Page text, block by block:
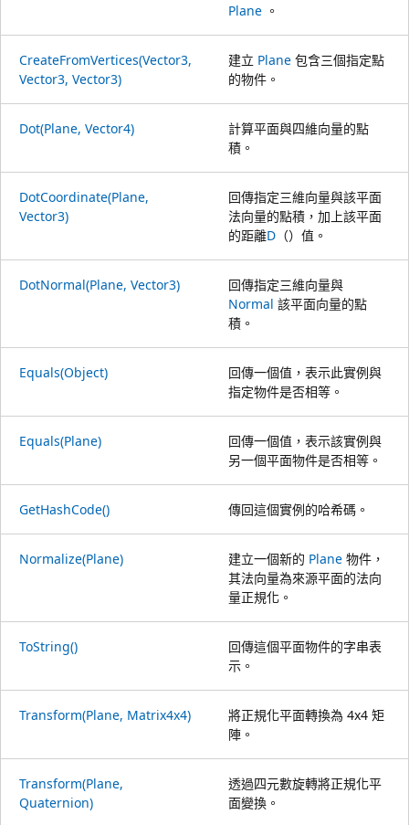
Plane 。
CreateFromVertices(Vector3,
Vector3, Vector3)
建立 Plane 包含三個指定點
的物件。
Dot(Plane, Vector4)
計算平面與四維向量的點
積。
DotCoordinate(Plane,
Vector3)
回傳指定三維向量與該平面
法向量的點積，加上該平面
的距離D （）值。
DotNormal(Plane, Vector3)
回傳指定三維向量與
Normal 該平面向量的點
積。
Equals(Object)
回傳一個值，表示此實例與
指定物件是否相等。
Equals(Plane)
回傳一個值，表示該實例與
另一個平面物件是否相等。
GetHashCode() 傳回這個實例的哈希碼。
Normalize(Plane) 建立一個新的 Plane 物件，
其法向量為來源平面的法向
量正規化。
ToString()
回傳這個平面物件的字串表
示。
Transform(Plane, Matrix4x4)
將正規化平面轉換為 4x4 矩
陣。
Transform(Plane,
Quaternion)
透過四元數旋轉將正規化平
面變換。